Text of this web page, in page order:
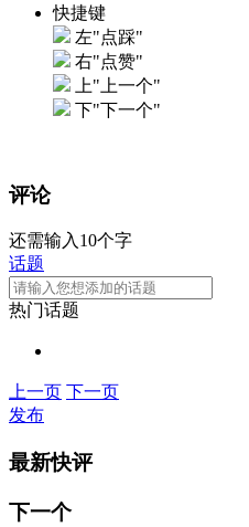
快捷键
左"点踩"
右"点赞"
上"上一个"
下"下一个"
评论
还需输入10个字
话题
热门话题
上一页 下一页
发布
最新快评
下一个